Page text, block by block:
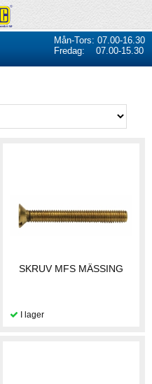
Mån-Tors: 07.00-16.30
Fredag: 07.00-15.30
SKRUV MFS MÄSSING